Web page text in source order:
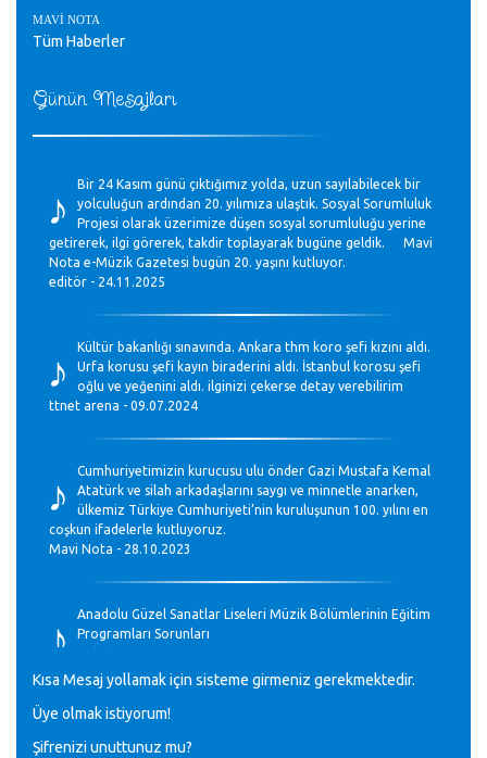
Günün Mesajları
♪
Bir 24 Kasım günü çıktığımız yolda, uzun sayılabilecek bir
yolculuğun ardından 20. yılımıza ulaştık. Sosyal Sorumluluk
Projesi olarak üzerimize düşen sosyal sorumluluğu yerine
getirerek, ilgi görerek, takdir toplayarak bugüne geldik. Mavi
Nota e-Müzik Gazetesi bugün 20. yaşını kutluyor.
editör - 24.11.2025
♪
Kültür bakanlığı sınavında. Ankara thm koro şefi kızını aldı.
Urfa korusu şefi kayın biraderini aldı. İstanbul korosu şefi
oğlu ve yeğenini aldı. ilginizi çekerse detay verebilirim
ttnet arena - 09.07.2024
♪
Cumhuriyetimizin kurucusu ulu önder Gazi Mustafa Kemal
Atatürk ve silah arkadaşlarını saygı ve minnetle anarken,
ülkemiz Türkiye Cumhuriyeti’nin kuruluşunun 100. yılını en
coşkun ifadelerle kutluyoruz.
Mavi Nota - 28.10.2023
♪
Anadolu Güzel Sanatlar Liseleri Müzik Bölümlerinin Eğitim
Programları Sorunları
♪
GEÇMİŞ OLSUN TÜRKİYE!
Mavi Nota - 07.02.2023
Kısa Mesaj yollamak için sisteme girmeniz gerekmektedir.
Üye olmak istiyorum!
Şifrenizi unuttunuz mu?
MAVİ NOTA
Tüm Haberler